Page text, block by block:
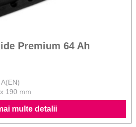
Premium 64 Ah
190 mm
multe detalii